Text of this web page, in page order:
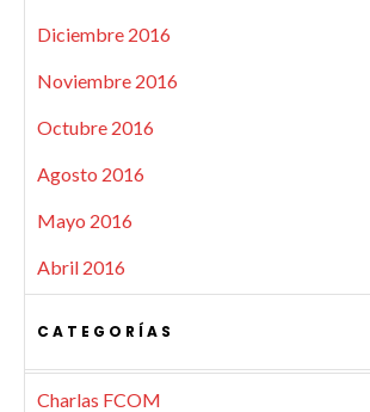
Diciembre 2016
Noviembre 2016
Octubre 2016
Agosto 2016
Mayo 2016
Abril 2016
CATEGORÍAS
Charlas FCOM